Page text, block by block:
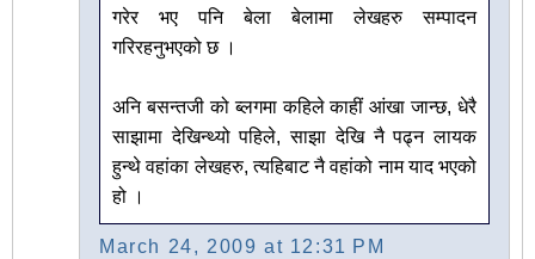
गरेर भए पनि बेला बेलामा लेखहरु सम्पादन
गरिरहनुभएको छ ।
अनि बसन्तजी को ब्लगमा कहिले काहीं आंखा जान्छ, धेरै
साझामा देखिन्थ्यो पहिले, साझा देखि नै पढ्न लायक
हुन्थे वहांका लेखहरु, त्यहिबाट नै वहांको नाम याद भएको
हो ।
March 24, 2009 at 12:31 PM